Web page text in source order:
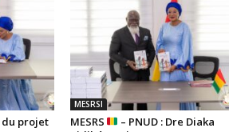
du projet
MESRSI
MESRS
– PNUD : Dre Diaka